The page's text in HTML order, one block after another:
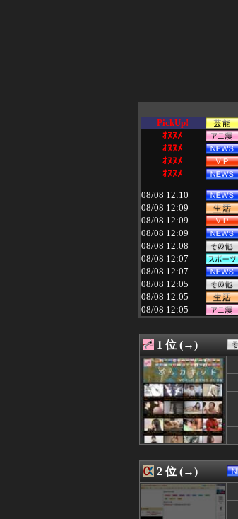
PickUp!
ｵﾇﾇﾒ
ｵﾇﾇﾒ
ｵﾇﾇﾒ
ｵﾇﾇﾒ
08/08 12:10
08/08 12:09
08/08 12:09
08/08 12:09
08/08 12:08
08/08 12:07
08/08 12:07
08/08 12:05
08/08 12:05
08/08 12:05
08/08 12:05
08/08 12:05
08/08 12:05
08/08 12:05
08/08 12:05
08/08 12:05
08/08 12:05
08/08 12:04
08/08 12:03
08/08 12:03
08/08 12:02
08/08 12:02
08/08 12:01
08/08 12:01
1 位 (→)
2 位 (→)